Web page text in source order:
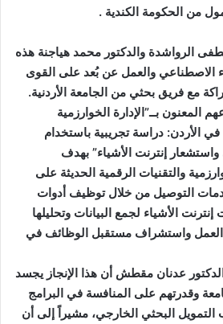
من الحكومة الكندية .
الرواشدة والدكتور محمد هياجنة هذه
الاصطناعي والعمل عن بُعد على القوى
مع فريق بحثي من الجامعة الأردنية.
بــ”الإدارة الخوارزمية
الأردن: دراسة تجريبية باستخدام
إنترنت الأشياء” بهدف
والتقنيات الرقمية الحديثة على
التوصيل من خلال توظيف أدوات
الأشياء لجمع البيانات وتحليلها
واستشراف مستقبل الوظائف في
عدنان مقطش أن هذا الإنجاز يجسد
وقدرتهم على المنافسة في البرامج
التمويل البحثي الخارجي، مشيراً إلى أن